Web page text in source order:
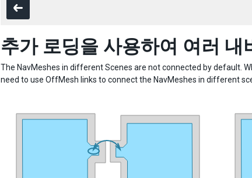
추가 로딩을 사용하여 여러 내
The NavMeshes in different Scenes are not connected by default.
need to use OffMesh links to connect the NavMeshes in different